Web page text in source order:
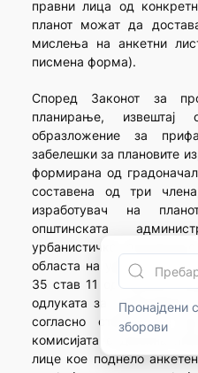
Пронајдени
зборови
правни лица од
планот можат да
мислења на анкетни
писмена форма).
Според Законот за
планирање,
образложение за
забелешки за плановите
формирана од
составена од три
изработувач на
општинската
урбанистичко
областа на
35 став 11 од Законот,
одлуката за донесување
согласно ставот 12,
комисијата е должна
лице кое поднело